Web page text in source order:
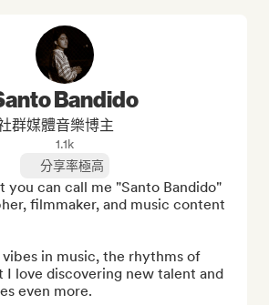
Bandido
群媒體音樂博主
1.1k
分享率極高
you can call me "Santo Bandido"
filmmaker, and music content
in music, the rhythms of
I love discovering new talent and
even more.